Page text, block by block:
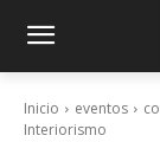
Inicio eventos
Interiorismo